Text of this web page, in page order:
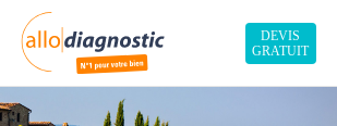
DEVIS
GRATUIT